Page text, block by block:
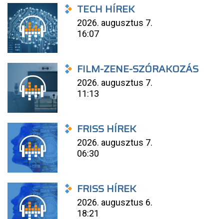
TECH HÍREK
2026. augusztus 7.
16:07
FILM-ZENE-SZÓRAKOZÁS
2026. augusztus 7.
11:13
FRISS HÍREK
2026. augusztus 7.
06:30
FRISS HÍREK
2026. augusztus 6.
18:21